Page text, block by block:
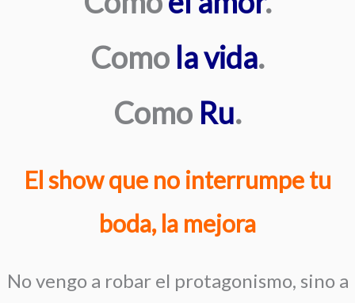
Como la vida.
Como Ru.
El show que no interrumpe tu
boda, la mejora
No vengo a robar el protagonismo, sino a